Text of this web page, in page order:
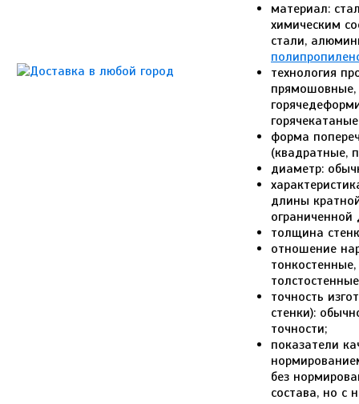
материал:
химическим
стали,
технология
прямошовные,
форма
(квадратные,
диаметр:
длины
ограниченной
толщина
отношение
точность
стенки):
точности;
показатели
без
состава, но с